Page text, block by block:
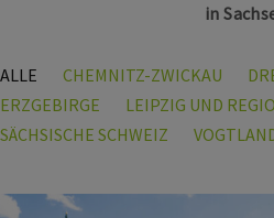
in
ALLE CHEMNITZ-ZWICKAU
ERZGEBIRGE
LEIPZIG UND
SÄCHSISCHE SCHWEIZ